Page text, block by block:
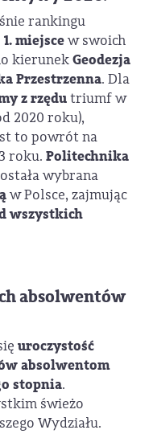
rankingu
1. miejscew swoich
kierunekGeodezja
Przestrzenna. Dla
z rzędutriumf w
2020 roku),
to powrót na
roku. Politechnika
wybrana
w Polsce, zajmując
wszystkich
absolwentów
uroczystość
absolwentom
stopnia.
świeżo
Wydziału.